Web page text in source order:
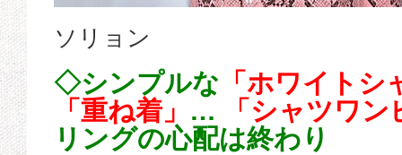
ソリョン
◇シンプルな 「ホワイトシ
「重ね着」 …
「シャツワ
リングの心配は終わり